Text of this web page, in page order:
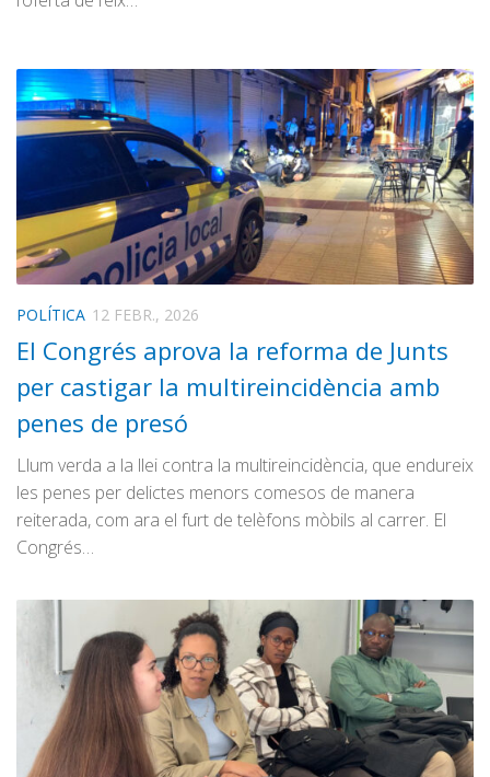
POLÍTICA 12 FEBR., 2026
El Congrés aprova la reforma de Junts
per castigar la multireincidència amb
penes de presó
Llum verda a la llei contra la multireincidència, que endureix
les penes per delictes menors comesos de manera
reiterada, com ara el furt de telèfons mòbils al carrer. El
Congrés…